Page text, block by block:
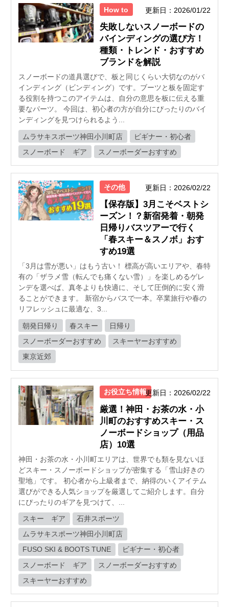
How to 更新日：2026/01/22
失敗しないスノーボードの
バインディングの選び方！
種類・トレンド・おすすめ
ブランドを解説
スノーボードの道具選びで、板と同じくらい大切なのがバ
インディング（ビンディング）です。ブーツと板を固定す
る役割を持つこのアイテムは、自分の意思を板に伝える重
要なパーツ。 今回は、初心者の方が自分にぴったりのバイ
ンディングを見つけられるよう...
ムラサキスポーツ神田小川町店
ビギナー・初心者
スノーボード ギア
スノーボーダーおすすめ
その他 更新日：2026/02/22
【保存版】3月こそベストシ
ーズン！？新宿発着・朝発
日帰りバスツアーで行く
「春スキー＆スノボ」おす
すめ19選
「3月は雪が悪い」はもう古い！ 標高が高いエリアや、春特
有の「ザラメ雪（転んでも痛くない雪）」を楽しめるゲレ
ンデを選べば、真冬よりも快適に、そして圧倒的に安く滑
ることができます。 新宿からバスで一本。卒業旅行や春の
リフレッシュに最適な、3...
朝発日帰り 春スキー
日帰り
スノーボーダーおすすめ
スキーヤーおすすめ
東京近郊
お役立ち情報更新日：2026/02/22
厳選！神田・お茶の水・小
川町のおすすめスキー・ス
ノーボードショップ（用品
店）10選
神田・お茶の水・小川町エリアは、世界でも類を見ないほ
どスキー・スノーボードショップが密集する「雪山好きの
聖地」です。 初心者から上級者まで、納得のいくアイテム
選びができる人気ショップを厳選してご紹介します。自分
にぴったりのギアを見つけて、...
スキー ギア
石井スポーツ
ムラサキスポーツ神田小川町店
FUSO SKI & BOOTS TUNE
ビギナー・初心者
スノーボード ギア
スノーボーダーおすすめ
スキーヤーおすすめ